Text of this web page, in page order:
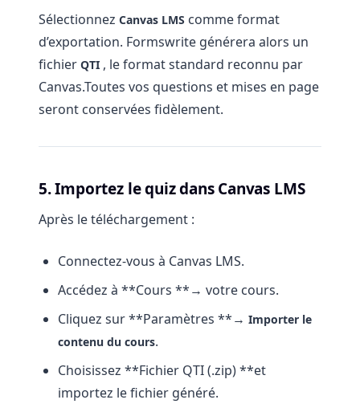
Sélectionnez Canvas LMS comme format
d’exportation. Formswrite générera alors un
fichier QTI , le format standard reconnu par
Canvas.Toutes vos questions et mises en page
seront conservées fidèlement.
5. Importez le quiz dans Canvas LMS
Après le téléchargement :
Connectez-vous à Canvas LMS.
Accédez à **Cours **→ votre cours.
Cliquez sur **Paramètres **→ Importer le
contenu du cours.
Choisissez **Fichier QTI (.zip) **et
importez le fichier généré.